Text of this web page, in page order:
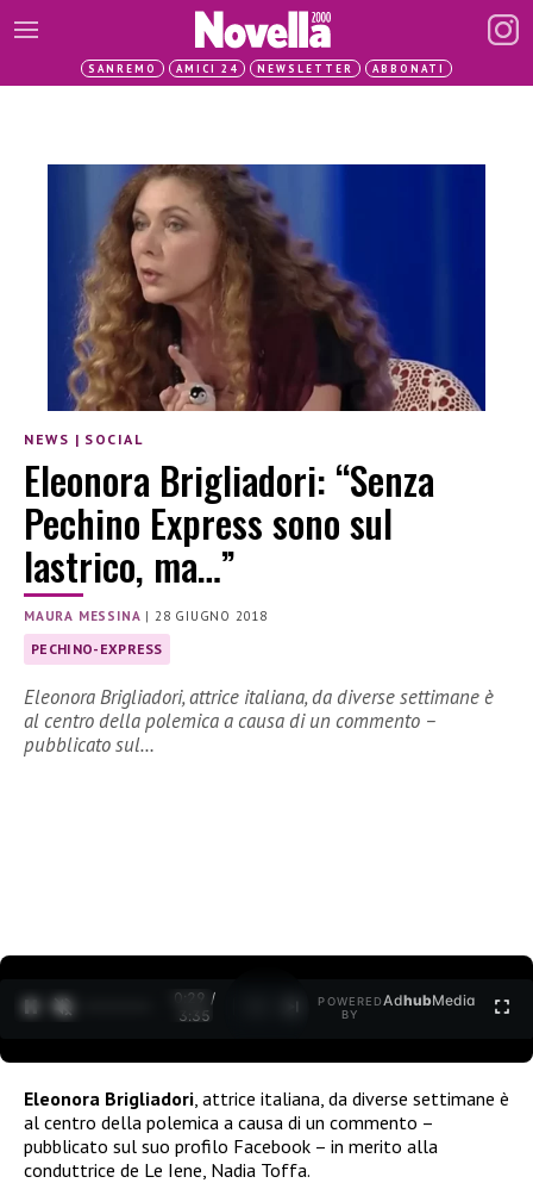
SANREMO AMICI 24 NEWSLETTER ABBONATI
NEWS | SOCIAL
Eleonora Brigliadori: “Senza
Pechino Express sono sul
lastrico, ma…”
MAURA MESSINA | 28 GIUGNO 2018
PECHINO-EXPRESS
Eleonora Brigliadori, attrice italiana, da diverse settimane è
al centro della polemica a causa di un commento –
pubblicato sul…
0:30 /
3:35
POWERED
BY
AdhubMedia
Eleonora Brigliadori , attrice italiana, da diverse settimane è
al centro della polemica a causa di un commento –
pubblicato sul suo profilo Facebook – in merito alla
conduttrice de Le Iene, Nadia Toffa.